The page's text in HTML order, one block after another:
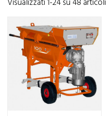
Visualizzati 1-24 su 48 articoli